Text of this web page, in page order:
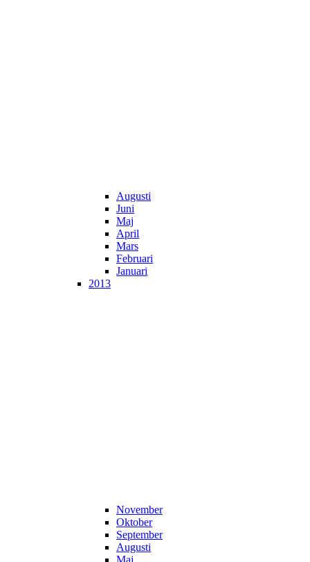
Augusti
Juni
Maj
April
Mars
Februari
Januari
2013
November
Oktober
September
Augusti
Maj